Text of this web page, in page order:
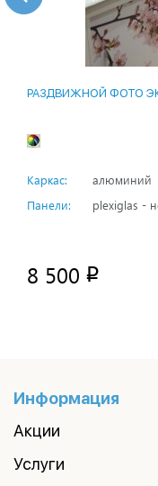
РАЗДВИЖНОЙ ФОТО
Каркас:
алюминий
Панели:
plexiglas -
8 500 p
Информация
Акции
Услуги